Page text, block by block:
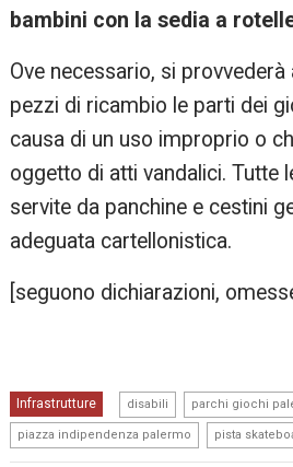
bambini con la sedia a
Ove necessario, si
pezzi di ricambio le parti dei
causa di un uso improprio o
oggetto di atti vandalici. Tutte
servite da panchine e cestini
adeguata cartellonistica.
[seguono dichiarazioni,
Infrastrutture disabili parchi giochi
piazza indipendenza palermo pista